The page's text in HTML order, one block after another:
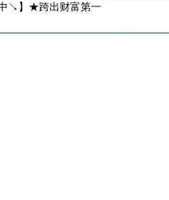
↘】★跨出财富第一